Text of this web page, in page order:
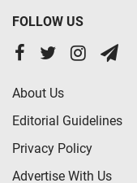
FOLLOW US
About Us
Editorial Guidelines
Privacy Policy
Advertise With Us